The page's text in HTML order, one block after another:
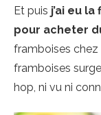
Et puis j’ai eu
pour acheter
framboises chez
framboises
hop, ni vu ni